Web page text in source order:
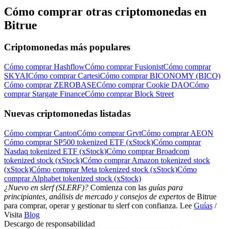
Cómo comprar otras criptomonedas en
Bitrue
Criptomonedas más populares
Cómo comprar HashflowCómo comprar FusionistCómo comprar
SKYAICómo comprar CartesiCómo comprar BICONOMY (BICO)
Cómo comprar ZEROBASECómo comprar Cookie DAOCómo
comprar Stargate FinanceCómo comprar Block Street
Nuevas criptomonedas listadas
Cómo comprar CantonCómo comprar GrvtCómo comprar AEON
Cómo comprar SP500 tokenized ETF (xStock)Cómo comprar
Nasdaq tokenized ETF (xStock)Cómo comprar Broadcom
tokenized stock (xStock)Cómo comprar Amazon tokenized stock
(xStock)Cómo comprar Meta tokenized stock (xStock)Cómo
comprar Alphabet tokenized stock (xStock)
¿Nuevo en slerf (SLERF)? Comienza con las guías para
principiantes, análisis de mercado y consejos de expertos de Bitrue
para comprar, operar y gestionar tu slerf con confianza. Lee Guías /
Visita Blog
Descargo de responsabilidad